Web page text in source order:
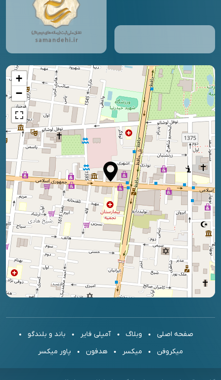
+
−
صفحه اصلی وبلاگ آمپلی فایر
باند و بلندگو
میکروفن
میکسر هدفون پاور میکسر